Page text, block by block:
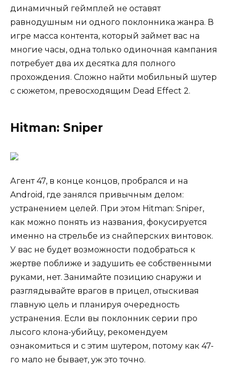
динамичный геймплей не оставят
равнодушным ни одного поклонника жанра. В
игре масса контента, который займет вас на
многие часы, одна только одиночная кампания
потребует два их десятка для полного
прохождения. Сложно найти мобильный шутер
с сюжетом, превосходящим Dead Effect 2.
Hitman: Sniper
Агент 47, в конце концов, пробрался и на
Android, где занялся привычным делом:
устранением целей. При этом Hitman: Sniper,
как можно понять из названия, фокусируется
именно на стрельбе из снайперских винтовок.
У вас не будет возможности подобраться к
жертве поближе и задушить ее собственными
руками, нет. Занимайте позицию снаружи и
разглядывайте врагов в прицел, отыскивая
главную цель и планируя очередность
устранения. Если вы поклонник серии про
лысого клона-убийцу, рекомендуем
ознакомиться и с этим шутером, потому как 47-
го мало не бывает, уж это точно.